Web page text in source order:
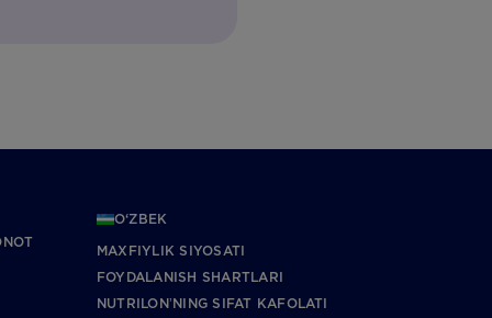
O‘ZBEK
MAXFIYLIK SIYOSATI
FOYDALANISH SHARTLARI
NUTRILONʼNING SIFAT KAFOLATI